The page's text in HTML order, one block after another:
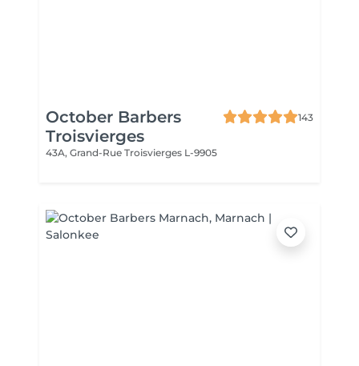
October Barbers
Troisvierges
143
43A, Grand-Rue Troisvierges L-9905